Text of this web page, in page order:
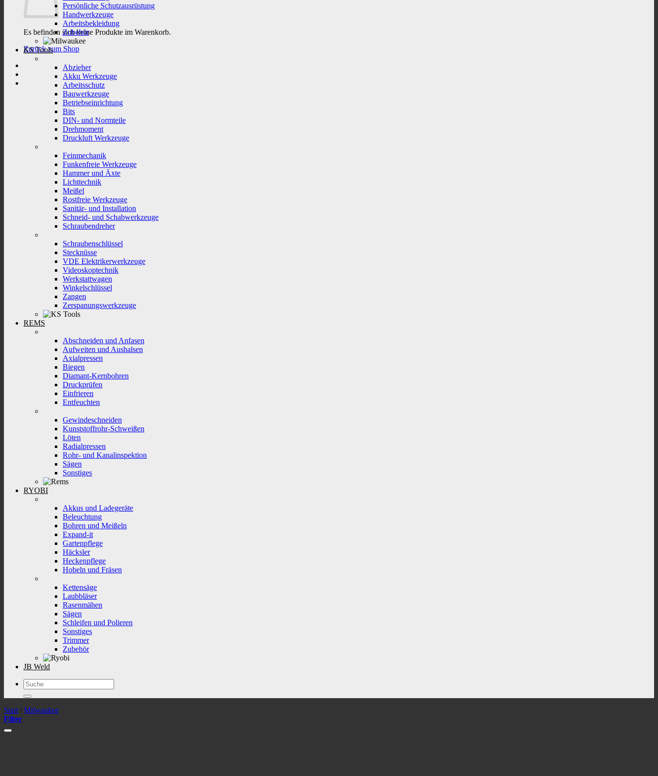
Es befinden sich keine Produkte im Warenkorb.
Zurück zum Shop
Persönliche Schutzausrüstung
Handwerkzeuge
Arbeitsbekleidung
Zubehör
KS Tools
Abzieher
Akku Werkzeuge
Arbeitsschutz
Bauwerkzeuge
Betriebseinrichtung
Bits
DIN- und Normteile
Drehmoment
Druckluft Werkzeuge
Feinmechanik
Funkenfreie Werkzeuge
Hammer und Äxte
Lichttechnik
Meißel
Rostfreie Werkzeuge
Sanitär- und Installation
Schneid- und Schabwerkzeuge
Schraubendreher
Schraubenschlüssel
Stecknüsse
VDE Elektrikerwerkzeuge
Videoskoptechnik
Werkstattwagen
Winkelschlüssel
Zangen
Zerspanungswerkzeuge
REMS
Abschneiden und Anfasen
Aufweiten und Aushalsen
Axialpressen
Biegen
Diamant-Kernbohren
Druckprüfen
Einfrieren
Entfeuchten
Gewindeschneiden
Kunststoffrohr-Schweißen
Löten
Radialpressen
Rohr- und Kanalinspektion
Sägen
Sonstiges
RYOBI
Akkus und Ladegeräte
Beleuchtung
Bohren und Meißeln
Expand-it
Gartenpflege
Häcksler
Heckenpflege
Hobeln und Fräsen
Kettensäge
Laubbläser
Rasenmähen
Sägen
Schleifen und Polieren
Sonstiges
Trimmer
Zubehör
JB Weld
Suchen
nach:
Start / Milwaukee
Filter